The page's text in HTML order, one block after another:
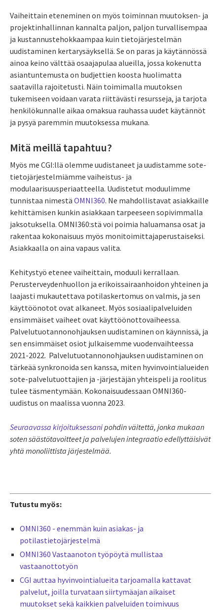
Vaiheittain eteneminen on myös toiminnan muutoksen- ja
projektinhallinnan kannalta paljon, paljon turvallisempaa
ja kustannustehokkaampaa kuin tietojärjestelmän
uudistaminen kertarysäyksellä. Se on paras ja käytännössä
ainoa keino välttää osaajapulaa alueilla, jossa kokenutta
asiantuntemusta on budjettien koosta huolimatta
saatavilla rajoitetusti. Näin toimimalla muutoksen
tukemiseen voidaan varata riittävästi resursseja, ja tarjota
henkilökunnalle aikaa omaksua rauhassa uudet käytännöt
ja pysyä paremmin muutoksessa mukana.
Mitä meillä tapahtuu?
Myös me CGI:llä olemme uudistaneet ja uudistamme sote-
tietojärjestelmiämme vaiheistus- ja
modulaarisuusperiaatteella. Uudistetut moduulimme
tunnistaa nimestä OMNI360. Ne mahdollistavat asiakkaille
kehittämisen kunkin asiakkaan tarpeeseen sopivimmalla
jaksotuksella. OMNI360:stä voi poimia haluamansa osat ja
rakentaa kokonaisuus myös monitoimittajaperustaiseksi.
Asiakkaalla on aina vapaus valita.
Kehitystyö etenee vaiheittain, moduuli kerrallaan.
Perusterveydenhuollon ja erikoissairaanhoidon yhteinen ja
laajasti mukautettava potilaskertomus on valmis, ja sen
käyttöönotot ovat alkaneet. Myös sosiaalipalveluiden
ensimmäiset vaiheet ovat käyttöönottovaiheessa.
Palvelutuotannonohjauksen uudistaminen on käynnissä, ja
sen ensimmäiset osiot julkaisemme vuodenvaihteessa
2021-2022. Palvelutuotannonohjauksen uudistaminen on
tärkeää synkronoida sen kanssa, miten hyvinvointialueiden
sote-palvelutuottajien ja -järjestäjän yhteispeli ja roolitus
tulee täsmentymään. Kokonaisuudessaan OMNI360-
uudistus on maalissa vuonna 2023.
Seuraavassa kirjoituksessanipohdin väitettä, jonka mukaan
soten säästötavoitteet ja palvelujen integraatio edellyttäisivät
yhtä monoliittista järjestelmää.
Tutustu myös:
OMNI360 - enemmän kuin asiakas- ja
potilastietojärjestelmä
OMNI360 Vastaanoton työpöytä mullistaa
vastaanottotyön
CGI auttaa hyvinvointialueita tarjoamalla kattavat
palvelut, joilla turvataan siirtymäajan aikaiset
muutokset sekä kaikkien palveluiden toimivuus